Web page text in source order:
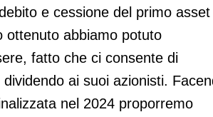
e cessione del primo asset
ottenuto abbiamo potuto
fatto che ci consente di
ai suoi azionisti.
nel 2024 proporremo